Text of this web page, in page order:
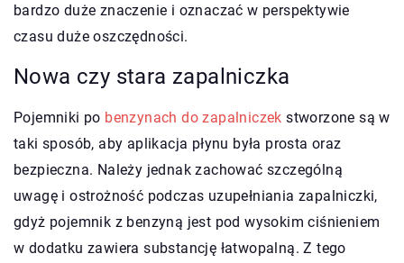
bardzo duże znaczenie i oznaczać w perspektywie
czasu duże oszczędności.
Nowa czy stara zapalniczka
Pojemniki po benzynach do zapalniczek stworzone są w
taki sposób, aby aplikacja płynu była prosta oraz
bezpieczna. Należy jednak zachować szczególną
uwagę i ostrożność podczas uzupełniania zapalniczki,
gdyż pojemnik z benzyną jest pod wysokim ciśnieniem
w dodatku zawiera substancję łatwopalną. Z tego